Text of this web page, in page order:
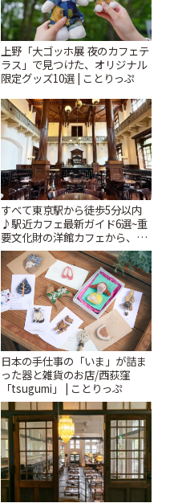
上野「大ゴッホ展 夜のカフェテ
ラス」で見つけた、オリジナル
限定グッズ10選 | ことりっぷ
すべて東京駅から徒歩5分以内
♪駅近カフェ最新ガイド6選~重
要文化財の洋館カフェから、改
札すぐのレトロ喫茶まで~ | こと
りっぷ
日本の手仕事の「いま」が詰ま
った器と雑貨のお店/西荻窪
「tsugumi」 | ことりっぷ